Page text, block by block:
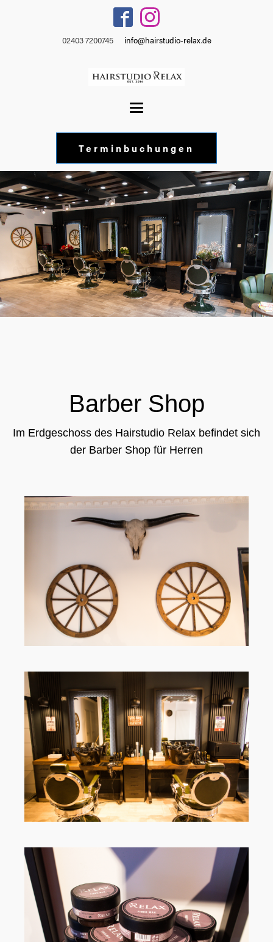
02403 7200745 info@hairstudio-relax.de
Terminbuchungen
Barber Shop
Im Erdgeschoss des Hairstudio Relax befindet sich
der Barber Shop für Herren